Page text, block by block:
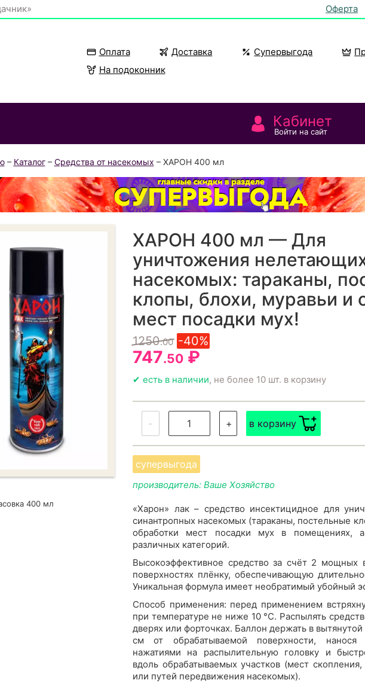
Оферта
Оплата Доставка Супервыгода
На подоконник
Кабинет
Войти на сайт
– Каталог– Средства от насекомых – ХАРОН 400 мл
400 мл
ХАРОН 400 мл — Для
уничтожения
насекомых: тараканы,
клопы, блохи, муравьи и
мест посадки мух!
1250.00 -40%
747.50₽
✔ есть в наличии, не более 10 шт. в корзину
- + в корзину
супервыгода
производитель: Ваше Хозяйство
«Харон» лак – средство инсектицидное для
синантропных насекомых (тараканы, постельные
обработки мест посадки мух в помещениях,
различных категорий.
Высокоэффективное средство за счёт 2 мощных
поверхностях плёнку, обеспечивающую
Уникальная формула имеет необратимый убойный
Способ применения: перед применением
при температуре не ниже 10 °С. Распылять
дверях или форточках. Баллон держать в
см от обрабатываемой поверхности, нанося
нажатиями на распылительную головку и
вдоль обрабатываемых участков (мест
или путей передвижения насекомых).